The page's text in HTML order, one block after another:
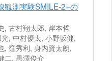
観測実験SMILE-2+の
, 古村翔太郎, 岸本哲
, 中村優太, 小野坂健,
, 窪秀利, 身内賢太朗,
二, 黒澤俊介